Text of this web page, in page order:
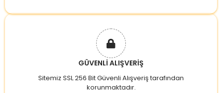
GÜVENLİ ALIŞVERİŞ
Sitemiz SSL 256 Bit Güvenli Alışveriş tarafından
korunmaktadır.